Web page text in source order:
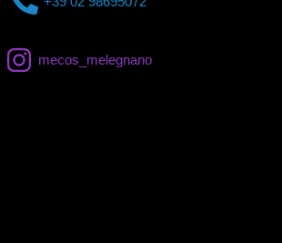
mecos_melegnano